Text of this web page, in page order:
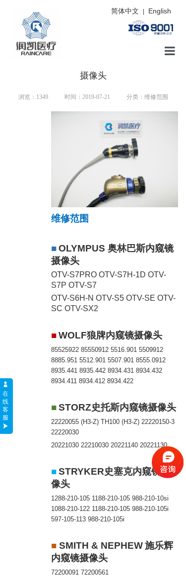
维修类型
保养知识
配件展示
新闻动态
联系我们
简体中文 English
摄像头
浏览： 1349 时间：2019-07-21 分类：维修范围
维修范围
■ OLYMPUS 奥林巴斯内窥镜
摄像头
OTV-S7PRO OTV-S7H-1D OTV-
S7P OTV-S7
OTV-S6H-N OTV-S5 OTV-SE OTV-
SC OTV-SX2
■ WOLF狼牌内窥镜摄像头
85525922 85550912 5516.901 5509912
8885.951 5512.901 5507.901 8555.0912
8935.441 8935.442 8934.431 8934.432
8934.411 8934.412 8934.422
■ STORZ史托斯内窥镜摄像头
22220055 (H3-Z) TH100 (H3-Z) 22220150-3
22220030
20221030 22210030 20221140 20221130
■ STRYKER史塞克内窥镜摄
像头
1288-210-105 1188-210-105 988-210-10si
1088-210-122 1188-210-105 988-210-105i
597-105-113 988-210-105i
■ SMITH & NEPHEW 施乐辉
内窥镜摄像头
72200091 72200561
在
线
客
服